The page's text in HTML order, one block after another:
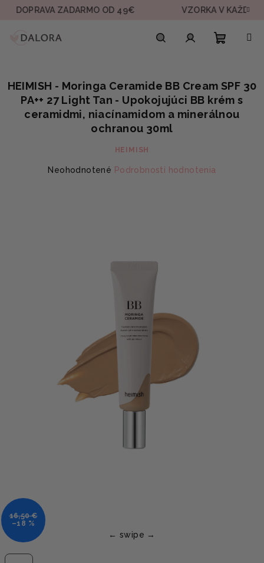
Prejsť
ZADARMO OD 49€ VZORKA V KAŽDEJ
košík
HEIMISH - Moringa Ceramide BB Cream SPF 30
PA++ 27 Light Tan - Upokojujúci BB krém s
ceramidmi, niacínamidom a minerálnou
ochranou 30ml
HEIMISH
Priemerné
Neohodnotené Podrobnosti hodnotenia
16,50 €
–18 %